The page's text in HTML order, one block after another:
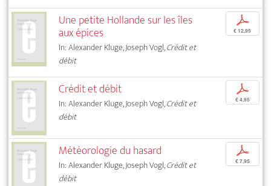
Une petite Hollande sur les îles
aux épices
In: Alexander Kluge, Joseph Vogl,Crédit et
débit
p
€ 12,95
Crédit et débit
In: Alexander Kluge, Joseph Vogl,Crédit et
débit
p
€ 4,95
Météorologie du hasard
In: Alexander Kluge, Joseph Vogl,Crédit et
débit
p
€ 7,95